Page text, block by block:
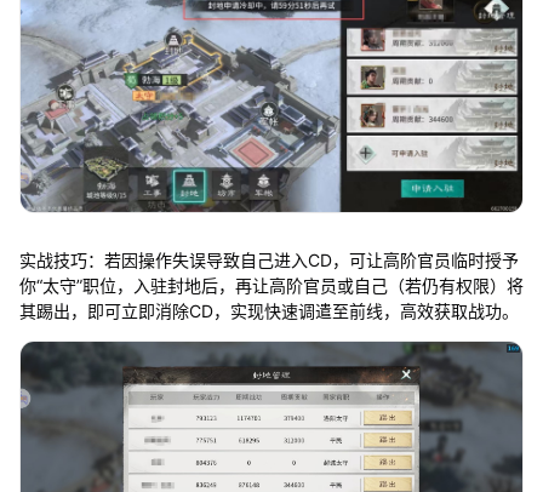
实战技巧：若因操作失误导致自己进入CD，可让高阶官员临时授予
你“太守”职位，入驻封地后，再让高阶官员或自己（若仍有权限）将
其踢出，即可立即消除CD，实现快速调遣至前线，高效获取战功。